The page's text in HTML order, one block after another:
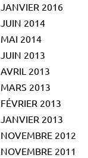
JANVIER 2016
JUIN 2014
MAI 2014
JUIN 2013
AVRIL 2013
MARS 2013
FÉVRIER 2013
JANVIER 2013
NOVEMBRE 2012
NOVEMBRE 2011